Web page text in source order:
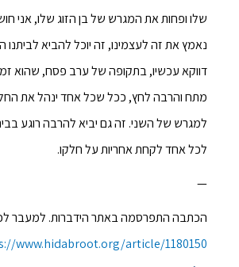
שלו ופחות את המגרש של בן הזוג שלו, אני
נאמץ את זה לעצמינו, זה יוכל להביא לביתנו
דווקא עכשיו, בתקופה של ערב פסח, שהוא
מתח והרבה לחץ, ככל שכל אחד ינהל את
למגרש של השני. זה גם יביא להרבה רוגע בבית,
לכל אחד לקחת אחריות על חלקו.
—
הכתבה התפרסמה באתר הידברות. למעבר
www.hidabroot.org/article/1180150